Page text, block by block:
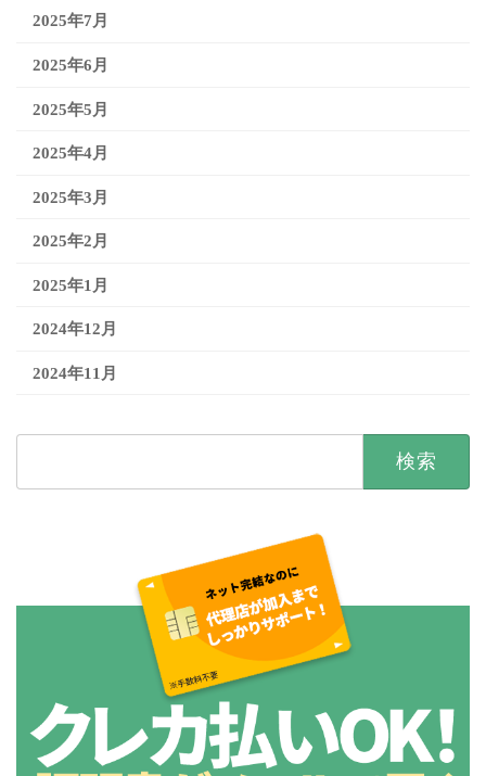
2025年7月
2025年6月
2025年5月
2025年4月
2025年3月
2025年2月
2025年1月
2024年12月
2024年11月
検